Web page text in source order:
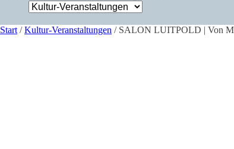
Start /Kultur-Veranstaltungen / SALON LUITPOLD | Von